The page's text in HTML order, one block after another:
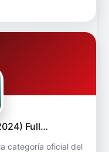
Full…
categoría oficial del